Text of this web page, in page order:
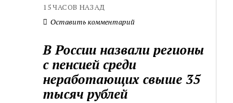
15 ЧАСОВ НАЗАД
Оставить комментарий
В России назвали регионы
с пенсией среди
неработающих свыше 35
тысяч рублей